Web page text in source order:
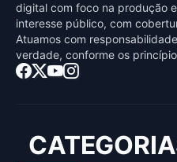
digital com foco na produção
interesse público, com
Atuamos com
verdade, conforme os